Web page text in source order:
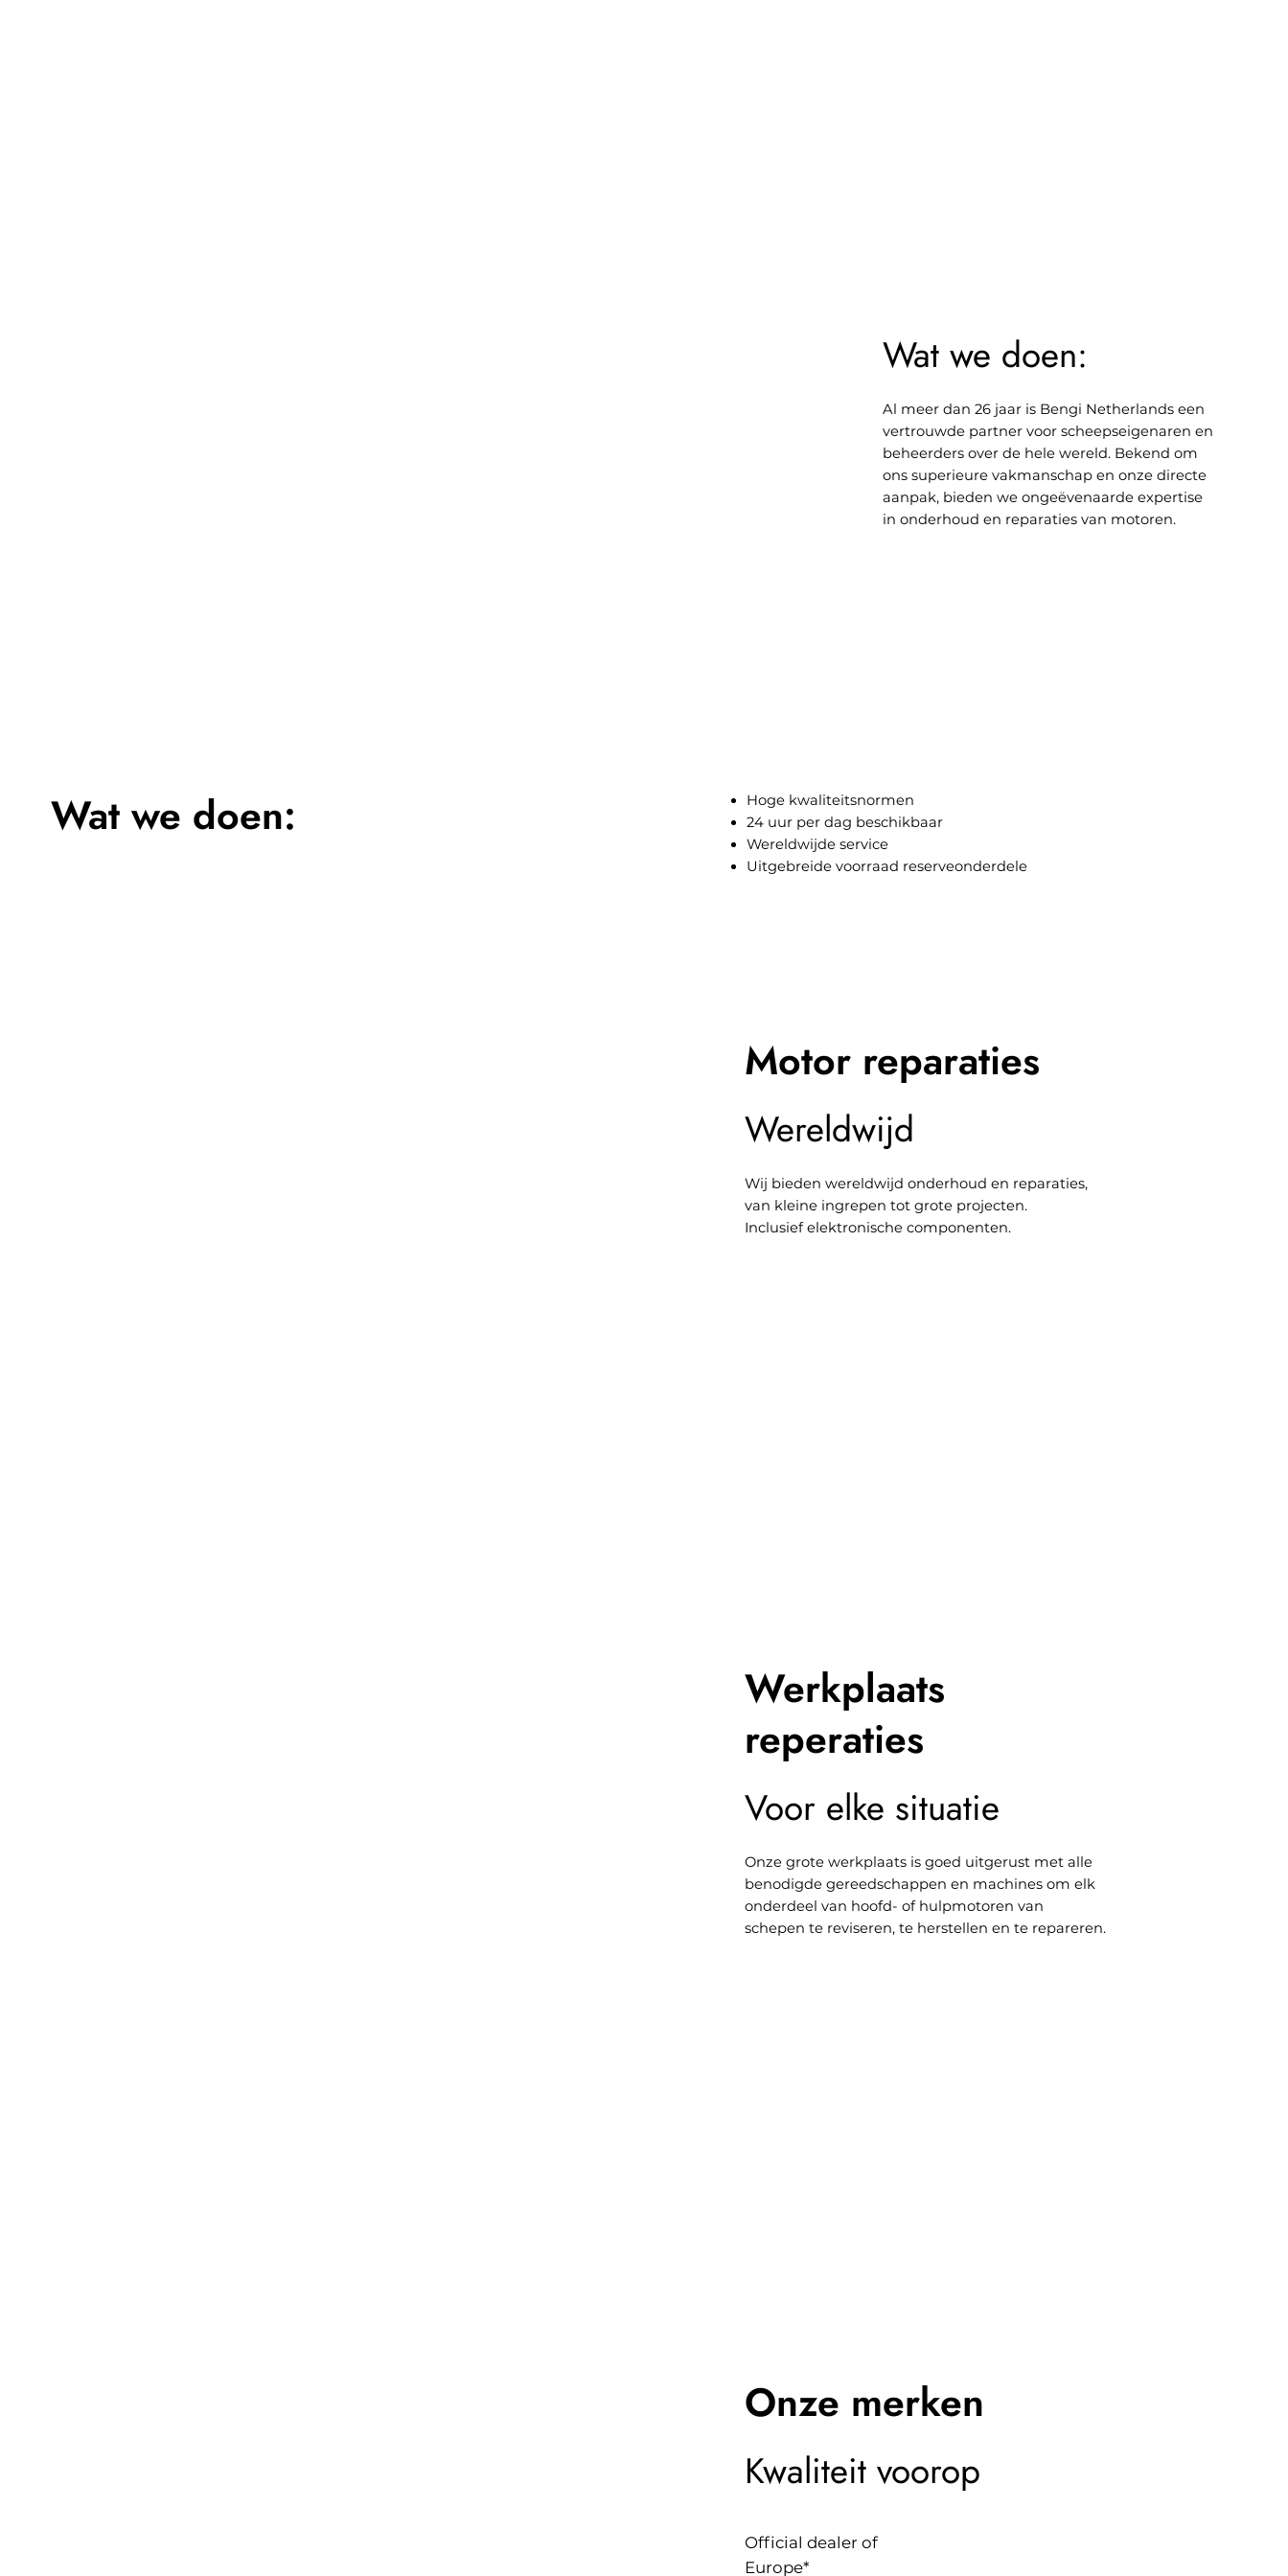
Wat we doen:
Al meer dan 26 jaar is Bengi Netherlands een
vertrouwde partner voor scheepseigenaren en
beheerders over de hele wereld. Bekend om
ons superieure vakmanschap en onze directe
aanpak, bieden we ongeëvenaarde expertise
in onderhoud en reparaties van motoren.
Motor reparaties
Wereldwijd
Wij bieden wereldwijd onderhoud en reparaties,
van kleine ingrepen tot grote projecten.
Inclusief elektronische componenten.
Wat we doen:
Hoge kwaliteitsnormen
24 uur per dag beschikbaar
Wereldwijde service
Uitgebreide voorraad reserveonderdele
Werkplaats
reperaties
Voor elke situatie
Onze grote werkplaats is goed uitgerust met alle
benodigde gereedschappen en machines om elk
onderdeel van hoofd- of hulpmotoren van
schepen te reviseren, te herstellen en te repareren.
Onze merken
Kwaliteit voorop
Official dealer of
Europe*